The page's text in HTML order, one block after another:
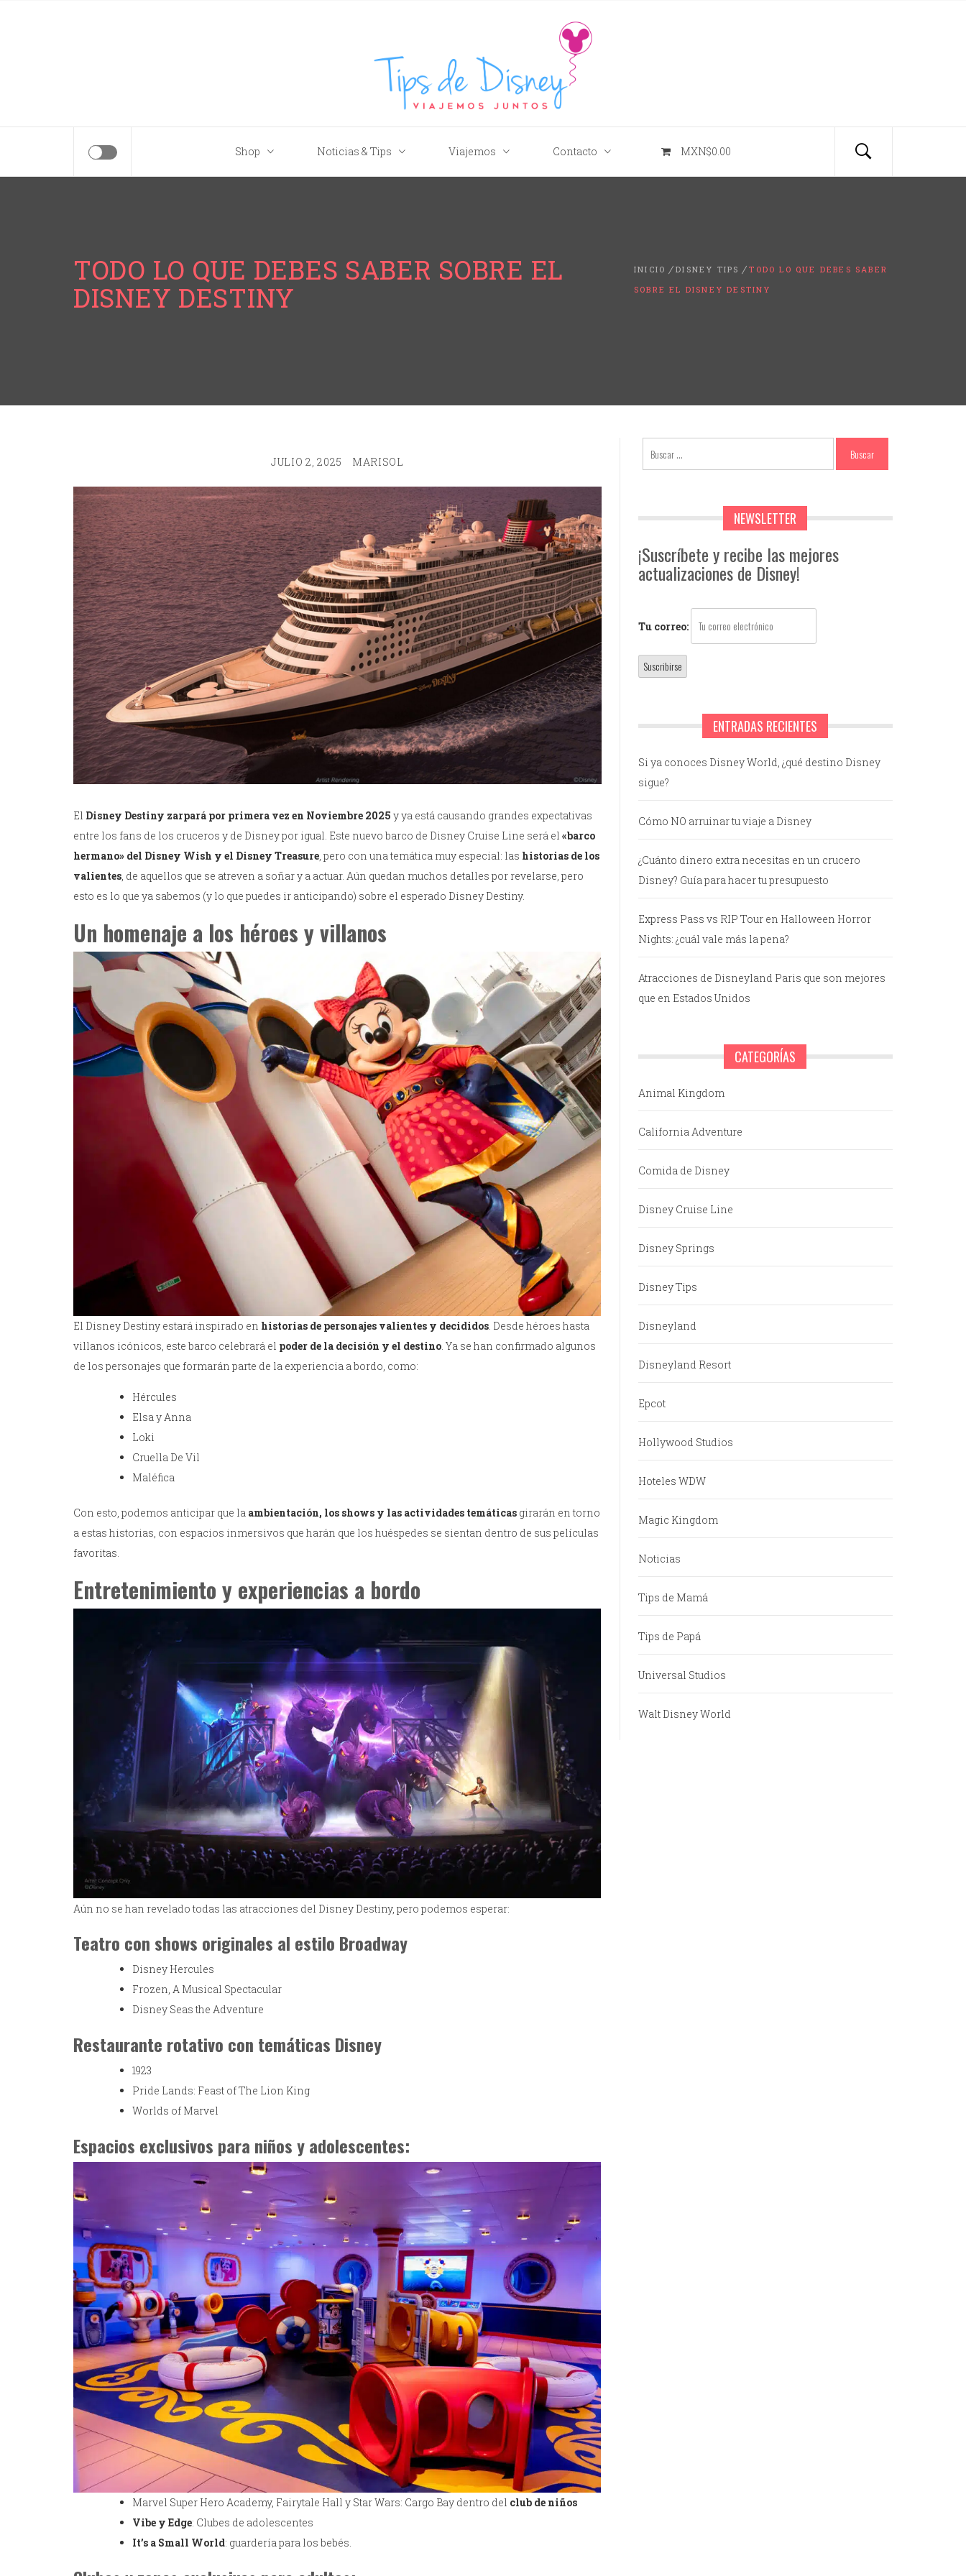
Tips de Disney
Shop
Noticias & Tips Viajemos Contacto MXN$0.00
TODO LO QUE DEBES SABER SOBRE EL
DISNEY DESTINY
INICIO DISNEY TIPS
TODO LO QUE DEBES SABER
SOBRE EL DISNEY DESTINY
JULIO 2, 2025 MARISOL
El Disney Destiny zarpará por primera vez en Noviembre 2025 y ya está causando grandes expectativas
entre los fans de los cruceros y de Disney por igual. Este nuevo barco de Disney Cruise Line será el «barco
hermano» del Disney Wish y el Disney Treasure, pero con una temática muy especial: las historias de los
valientes, de aquellos que se atreven a soñar y a actuar. Aún quedan muchos detalles por revelarse, pero
esto es lo que ya sabemos (y lo que puedes ir anticipando) sobre el esperado Disney Destiny.
Un homenaje a los héroes y villanos
El Disney Destiny estará inspirado en historias de personajes valientes y decididos. Desde héroes hasta
villanos icónicos, este barco celebrará el poder de la decisión y el destino. Ya se han confirmado algunos
de los personajes que formarán parte de la experiencia a bordo, como:
Hércules
Elsa y Anna
Loki
Cruella De Vil
Maléfica
Con esto, podemos anticipar que la ambientación, los shows y las actividades temáticas girarán en torno
a estas historias, con espacios inmersivos que harán que los huéspedes se sientan dentro de sus películas
favoritas.
Entretenimiento y experiencias a bordo
Aún no se han revelado todas las atracciones del Disney Destiny, pero podemos esperar:
Teatro con shows originales al estilo Broadway
Disney Hercules
Frozen, A Musical Spectacular
Disney Seas the Adventure
Restaurante rotativo con temáticas Disney
1923
Pride Lands: Feast of The Lion King
Worlds of Marvel
Espacios exclusivos para niños y adolescentes:
Marvel Super Hero Academy, Fairytale Hall y Star Wars: Cargo Bay dentro del club de niños
Vibe y Edge: Clubes de adolescentes
It’s a Small World: guardería para los bebés.
NEWSLETTER
¡Suscríbete y recibe las mejores
actualizaciones de Disney!
Tu correo:
ENTRADAS RECIENTES
Si ya conoces Disney World, ¿qué destino Disney
sigue?
Cómo NO arruinar tu viaje a Disney
¿Cuánto dinero extra necesitas en un crucero
Disney? Guía para hacer tu presupuesto
Express Pass vs RIP Tour en Halloween Horror
Nights: ¿cuál vale más la pena?
Atracciones de Disneyland Paris que son mejores
que en Estados Unidos
CATEGORÍAS
Animal Kingdom
California Adventure
Comida de Disney
Disney Cruise Line
Disney Springs
Disney Tips
Disneyland
Disneyland Resort
Epcot
Hollywood Studios
Hoteles WDW
Magic Kingdom
Noticias
Tips de Mamá
Tips de Papá
Universal Studios
Walt Disney World